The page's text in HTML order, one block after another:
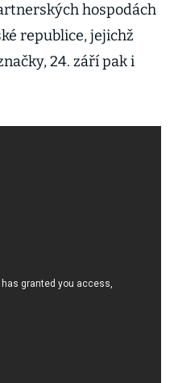
hospodách
republice, jejichž
24. září pak i